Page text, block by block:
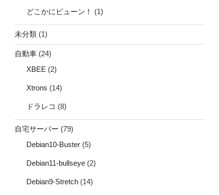
どこかにビューン！ (1)
未分類 (1)
自動車 (24)
XBEE (2)
Xtrons (14)
ドラレコ (8)
自宅サーバー (79)
Debian10-Buster (5)
Debian11-bullseye (2)
Debian9-Stretch (14)